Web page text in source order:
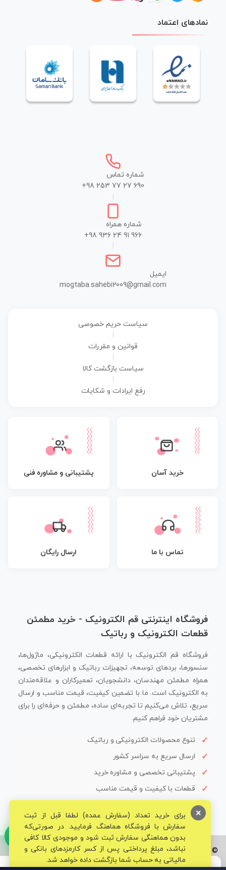
نمادهای اعتماد
شماره تماس
+98 253 77 27 690
شماره همراه
+98 936 24 91 966
ایمیل
mogtaba.sahebi2009@gmail.com
سیاست حریم خصوصی
قوانین و مقررات
سیاست بازگشت کالا
رفع ایرادات و شکایات
خرید آسان پشتیبانی و مشاوره فنی
تماس با ما ارسال رایگان
فروشگاه اینترنتی قم الکترونیک - خرید مطمئن
قطعات الکترونیک و رباتیک
فروشگاه قم الکترونیک با ارائه قطعات الکترونیکی، ماژول‌ها،
سنسورها، بردهای توسعه، تجهیزات رباتیک و ابزارهای تخصصی،
همراه مطمئن مهندسان، دانشجویان، تعمیرکاران و علاقه‌مندان
به الکترونیک است. ما با تضمین کیفیت، قیمت مناسب و ارسال
سریع، تلاش می‌کنیم تا تجربه‌ای ساده، مطمئن و حرفه‌ای را برای
مشتریان خود فراهم کنیم.
تنوع محصولات الکترونیکی و رباتیک
ارسال سریع به سراسر کشور
پشتیبانی تخصصی و مشاوره خرید
قطعات با کیفیت و قیمت مناسب
© تمامی حقوق برای فروشگاه تخصصی قم الکترونیک محفوظ می‌باشد.
برای خرید تعداد (سفارش عمده) لطفا قبل از ثبت
سفارش با فروشگاه هماهنگ فرمایید. در صورتی‌که
بدون هماهنگی سفارش ثبت شود و موجودی کالا کافی
نباشد، مبلغ پرداختی پس از کسر کارمزدهای بانکی و
مالیاتی به حساب شما بازگشت داده خواهد شد.
×